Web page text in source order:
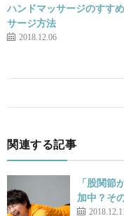
ハンドマッサージのすす
サージ方法
2018.12.06
関連する記事
「股関節
加中？そ